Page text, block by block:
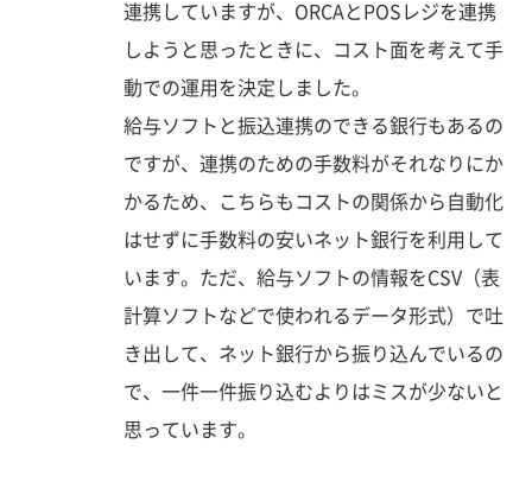
連携していますが、ORCAとPOSレジを連携
しようと思ったときに、コスト面を考えて手
動での運用を決定しました。
給与ソフトと振込連携のできる銀行もあるの
ですが、連携のための手数料がそれなりにか
かるため、こちらもコストの関係から自動化
はせずに手数料の安いネット銀行を利用して
います。ただ、給与ソフトの情報をCSV（表
計算ソフトなどで使われるデータ形式）で吐
き出して、ネット銀行から振り込んでいるの
で、一件一件振り込むよりはミスが少ないと
思っています。